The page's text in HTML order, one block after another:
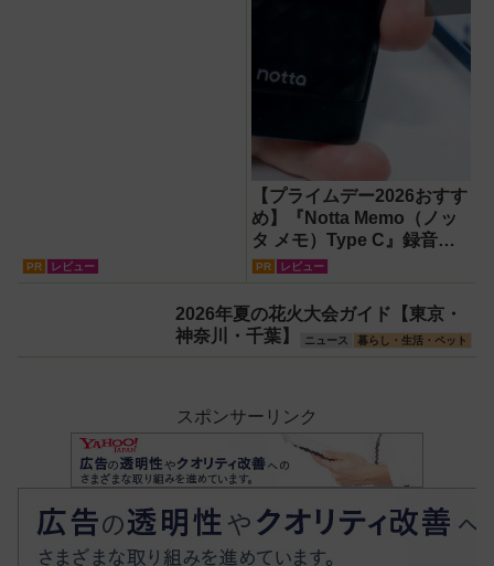
PR レビュー
【プライムデー2026おすす
め】『Notta Memo（ノッ
タ メモ）Type C』録音か
らAI自動文字起こし・翻
スレコーダー！【議事録作
成】
PR レビュー
2026年夏の花火大会ガイド【東京・
神奈川・千葉】
ニュース 暮らし・生活・ペット
スポンサーリンク